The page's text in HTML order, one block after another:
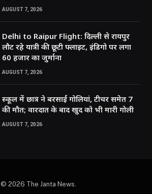
AUGUST 7, 2026
Delhi to Raipur Flight: दिल्ली से रायपुर
लौट रहे यात्री की छूटी फ्लाइट, इंडिगो पर लगा
60 हजार का जुर्माना
AUGUST 7, 2026
स्कूल में छात्र ने बरसाईं गोलियां, टीचर समेत 7
की मौत; वारदात के बाद खुद को भी मारी गोली
AUGUST 7, 2026
© 2026 The Janta News.